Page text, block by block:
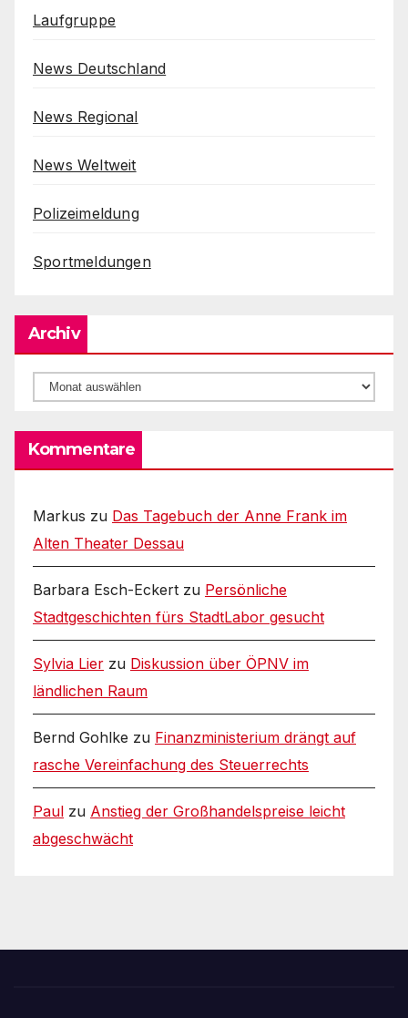
Laufgruppe
News Deutschland
News Regional
News Weltweit
Polizeimeldung
Sportmeldungen
Archiv
Archiv
Kommentare
Markus zu Das Tagebuch der Anne Frank im
Alten Theater Dessau
Barbara Esch-Eckert zu Persönliche
Stadtgeschichten fürs StadtLabor gesucht
Sylvia Lier zu Diskussion über ÖPNV im
ländlichen Raum
Bernd Gohlke zu Finanzministerium drängt auf
rasche Vereinfachung des Steuerrechts
Paul zu Anstieg der Großhandelspreise leicht
abgeschwächt